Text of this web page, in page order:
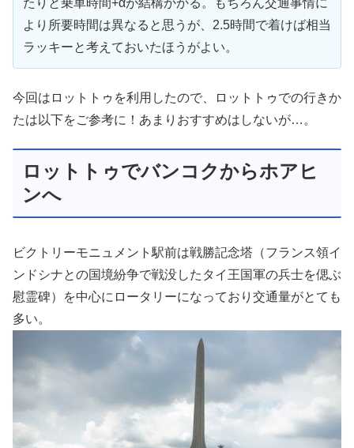
たりと乗車時間+αが結構かかる。もちろん交通事情に
より所要時間は異なると思うが、2.5時間で着けば相当
ラッキーと考えておいたほうがよい。
今回はロットトゥを利用したので、ロットトゥでの行きか
たは以下をご参考に！あまりおすすめはしないが…。
ロットトゥでバンコクからホアヒ
ンへ
ビクトリーモニュメント駅前は戦勝記念塔（フランス領イ
ンドシナとの国境紛争で戦没したタイ王国軍の兵士を偲ぶ
慰霊碑）を中心にロータリーになっており交通量がとても
多い。